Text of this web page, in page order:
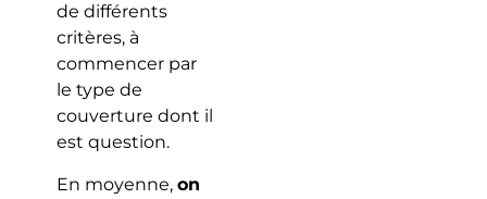
de différents
critères, à
commencer par
le type de
couverture dont il
est question.
En moyenne, on